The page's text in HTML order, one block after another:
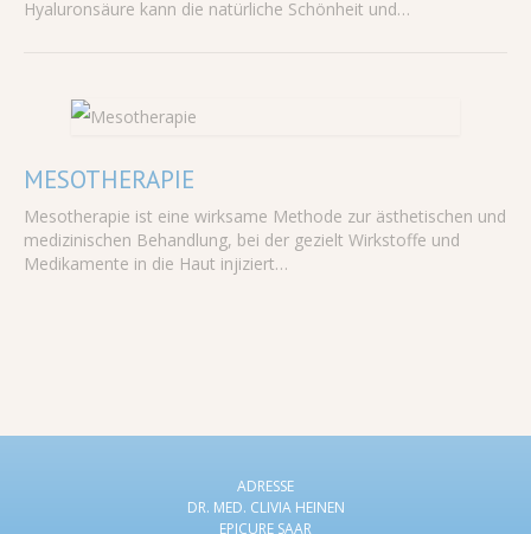
Hyaluronsäure kann die natürliche Schönheit und…
MESOTHERAPIE
Mesotherapie ist eine wirksame Methode zur ästhetischen und
medizinischen Behandlung, bei der gezielt Wirkstoffe und
Medikamente in die Haut injiziert…
ADRESSE
DR. MED. CLIVIA HEINEN
EPICURE SAAR